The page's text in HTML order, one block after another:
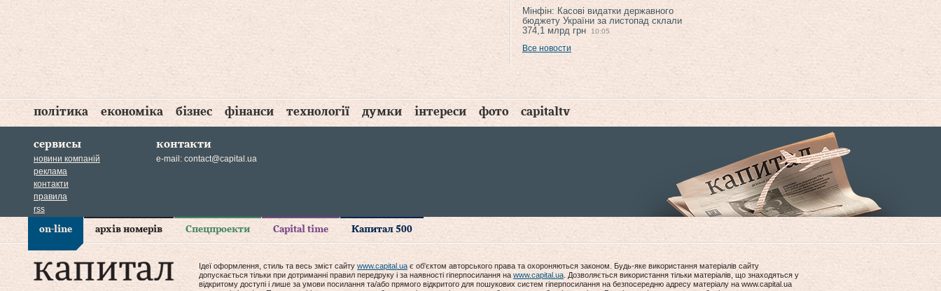
Мінфін: Касові видатки державного
бюджету України за листопад склали
374,1 млрд грн
10:05
Все новости
політика економіка бізнес фінанси технології думки інтереси фото capitaltv
сервисы
новини компаній
реклама
контакти
правила
rss
контакти
e-mail: contact@capital.ua
on-line архів номерів Спецпроекти Capital time Капитал 500
Ідеї оформлення, стиль та весь зміст сайту www.capital.ua є об'єктом авторського права та охороняються законом. Будь-яке використання матеріалів сайту
допускається тільки при дотриманні правил передруку і за наявності гіперпосилання на www.capital.ua . Дозволяється використання тільки матеріалів, що знаходяться у
відкритому доступі і лише за умови посилання та/або прямого відкритого для пошукових систем гіперпосилання на безпосередню адресу матеріалу на www.capital.ua